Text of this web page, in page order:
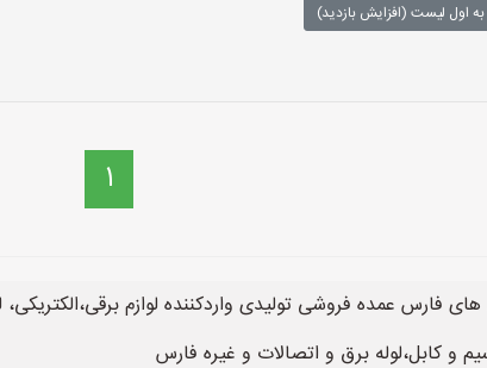
به اول لیست (افزایش بازدید)
1
فارس عمده فروشی تولیدی واردکننده لوازم برقی،الکتریکی،
و کابل،لوله برق و اتصالات و غیره فارس